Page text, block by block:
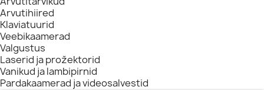
Arvutihiired
Klaviatuurid
Veebikaamerad
Valgustus
Laserid ja prožektorid
Vanikud ja lambipirnid
Pardakaamerad ja videosalvestid